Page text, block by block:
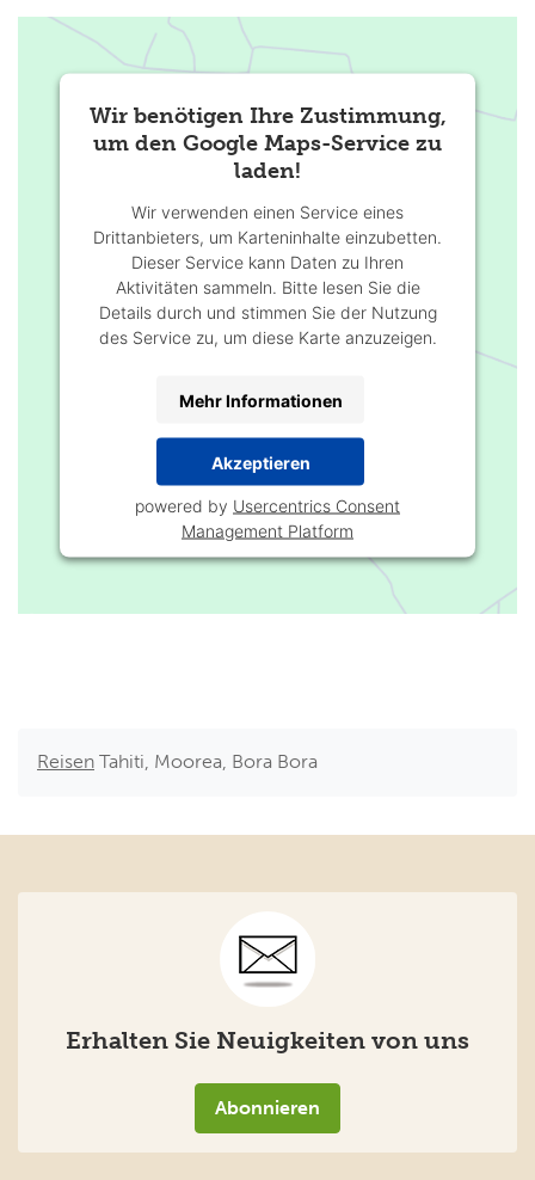
Wir benötigen Ihre Zustimmung,
um den Google Maps-Service zu
laden!
Wir verwenden einen Service eines
Drittanbieters, um Karteninhalte einzubetten.
Dieser Service kann Daten zu Ihren
Aktivitäten sammeln. Bitte lesen Sie die
Details durch und stimmen Sie der Nutzung
des Service zu, um diese Karte anzuzeigen.
Mehr Informationen
Akzeptieren
powered by Usercentrics Consent
Management Platform
Reisen Tahiti, Moorea, Bora Bora
Erhalten Sie Neuigkeiten von uns
Abonnieren